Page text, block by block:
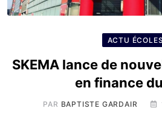
ACTU ÉCOLES
SKEMA lance de
en finance
PAR BAPTISTE GARDAIR